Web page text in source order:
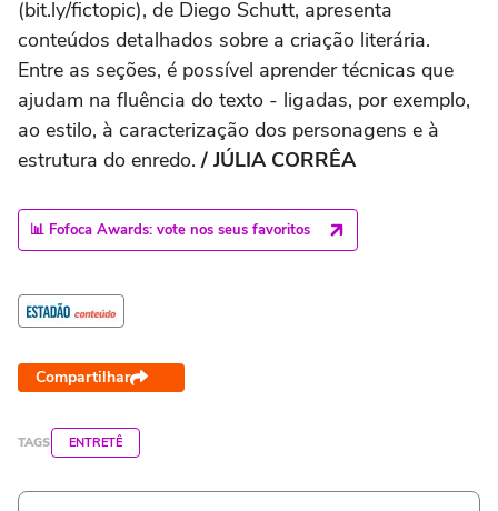
(bit.ly/fictopic), de Diego Schutt, apresenta
conteúdos detalhados sobre a criação literária.
Entre as seções, é possível aprender técnicas que
ajudam na fluência do texto - ligadas, por exemplo,
ao estilo, à caracterização dos personagens e à
estrutura do enredo./ JÚLIA CORRÊA
📊 Fofoca Awards: vote nos seus favoritos
Compartilhar
TAGS ENTRETÊ